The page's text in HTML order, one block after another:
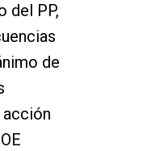
del PP,
de
acción